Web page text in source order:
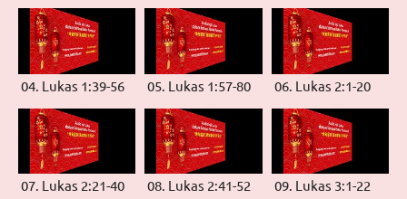
04. Lukas 1:39-56 05. Lukas 1:57-80 06. Lukas 2:1-20
07. Lukas 2:21-40 08. Lukas 2:41-52 09. Lukas 3:1-22